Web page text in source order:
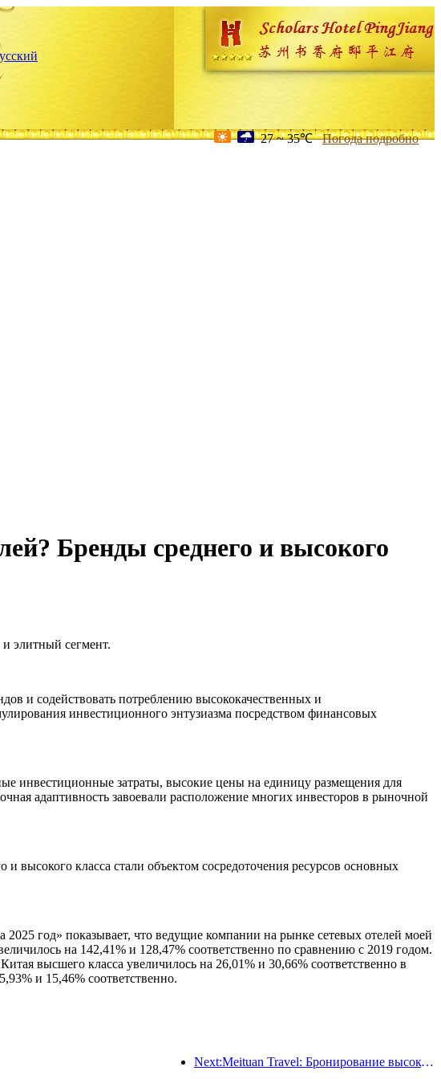
27 ~ 35℃ Погода подробно
Бренды среднего и высокого
элитный сегмент.
и содействовать потреблению высококачественных и
инвестиционного энтузиазма посредством финансовых
инвестиционные затраты, высокие цены на единицу размещения для
адаптивность завоевали расположение многих инвесторов в рыночной
высокого класса стали объектом сосредоточения ресурсов основных
год» показывает, что ведущие компании на рынке сетевых отелей моей
на 142,41% и 128,47% соответственно по сравнению с 2019 годом.
высшего класса увеличилось на 26,01% и 30,66% соответственно в
и 15,46% соответственно.
Next:Meituan Travel: Бронирование высокозвездочных отелей в уездах во время Праздника драконьих лодок очень популярно, причем основными клиентами становятся семьи с детьми